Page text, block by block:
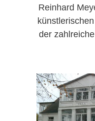
Reinhard
der